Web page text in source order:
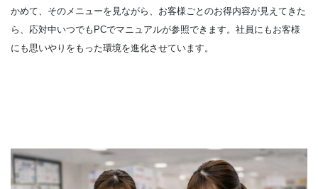
かめて、そのメニューを見ながら、お客様ごとのお得内容が見えてきた
ら、応対中いつでもPCでマニュアルが参照できます。社員にもお客様
にも思いやりをもった環境を進化させています。